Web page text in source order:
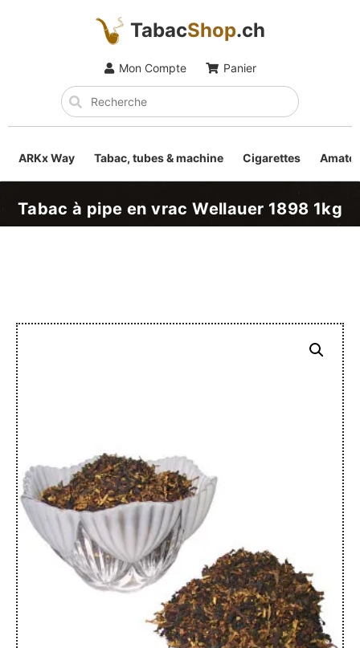
TabacShop.ch
Mon Compte Panier
ARKx Way Tabac, tubes & machine Cigarettes
Tabac à pipe en vrac Wellauer 1898 1kg